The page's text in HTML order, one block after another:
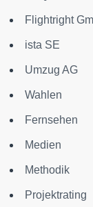
Flightright
ista SE
Umzug AG
Wahlen
Fernsehen
Medien
Methodik
Projektrating